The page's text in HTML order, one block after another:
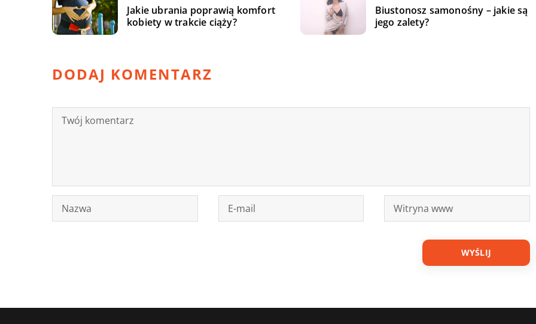
Jakie ubrania poprawią komfort
kobiety w trakcie ciąży?
Biustonosz samonośny – jakie są
jego zalety?
DODAJ KOMENTARZ